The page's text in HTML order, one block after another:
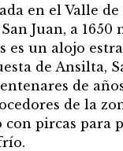
en el Valle de
Juan, a 1650
es un alojo
de Ansilta,
de
de la
con pircas para